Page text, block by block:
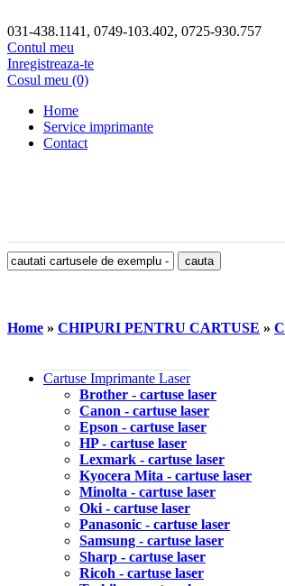
031-438.1141, 0749-103.402, 0725-930.757
Contul meu
Inregistreaza-te
Cosul meu (0)
Home
Service imprimante
Contact
Home » CHIPURI PENTRU CARTUSE »
Cartuse Imprimante Laser
Brother - cartuse laser
Canon - cartuse laser
Epson - cartuse laser
HP - cartuse laser
Lexmark - cartuse laser
Kyocera Mita - cartuse laser
Minolta - cartuse laser
Oki - cartuse laser
Panasonic - cartuse laser
Samsung - cartuse laser
Sharp - cartuse laser
Ricoh - cartuse laser